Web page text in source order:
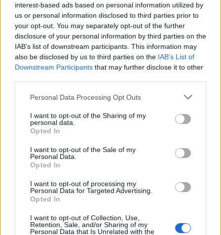
interest-based ads based on personal information utilized by
us or personal information disclosed to third parties prior to
your opt-out. You may separately opt-out of the further
disclosure of your personal information by third parties on the
IAB’s list of downstream participants. This information may
also be disclosed by us to third parties on the IAB’s List of
Downstream Participants that may further disclose it to other
Personal Data Processing Opt Outs
I want to opt-out of the Sharing of my
personal data.
Opted In
I want to opt-out of the Sale of my
Personal Data.
Opted In
I want to opt-out of processing my
Personal Data for Targeted Advertising.
Opted In
I want to opt-out of Collection, Use,
Retention, Sale, and/or Sharing of my
Personal Data that Is Unrelated with the
28/11/2014 - 02:00
ΡΟΗ ΕΙΔΗΣΕΩΝ
Ειδικό Χωροταξικό Πλαίσιο για τον Τουρισμό:
Στρατηγικό εργαλείο για βιώσιμη τουριστική
ανάπτυξη
07/08/2026 - 10:43 ΠΟΛΙΤΙΚΗ